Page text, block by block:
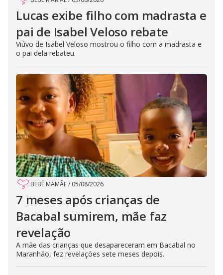
Lucas exibe filho com madrasta e
pai de Isabel Veloso rebate
Viúvo de Isabel Veloso mostrou o filho com a madrasta e
o pai dela rebateu.
BEBÊ MAMÃE/ 05/08/2026
7 meses após crianças de
Bacabal sumirem, mãe faz
revelação
A mãe das crianças que desapareceram em Bacabal no
Maranhão, fez revelações sete meses depois.